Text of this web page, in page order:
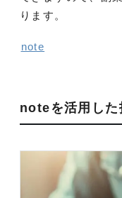
ります。
note
noteを活用した